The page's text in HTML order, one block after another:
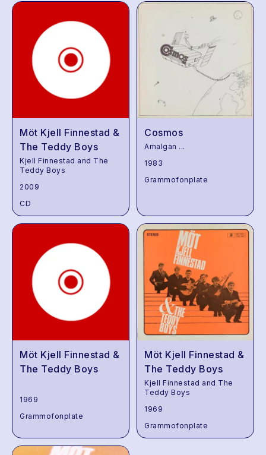
Möt Kjell Finnestad &
The Teddy Boys
Kjell Finnestad and The
Teddy Boys
2009
CD
Cosmos
Amalgan ...
1983
Grammofonplate
Möt Kjell Finnestad &
The Teddy Boys
1969
Grammofonplate
Möt Kjell Finnestad &
The Teddy Boys
Kjell Finnestad and The
Teddy Boys
1969
Grammofonplate